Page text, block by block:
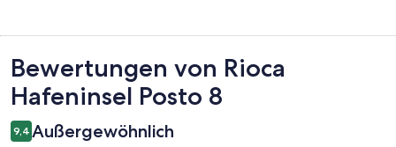
Bewertungen
Bewertungen von Rioca
Hafeninsel Posto 8
9,4 Außergewöhnlich